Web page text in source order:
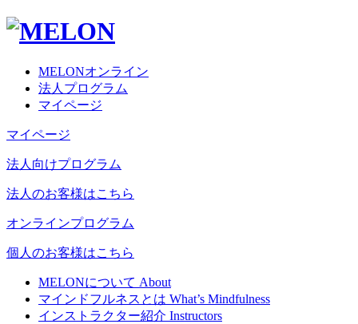
MELONオンライン
法人プログラム
マイページ
マイページ
法人向けプログラム
法人のお客様はこちら
オンラインプログラム
個人のお客様はこちら
MELONについて About
マインドフルネスとは What’s Mindfulness
インストラクター紹介 Instructors